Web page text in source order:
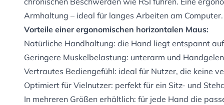
Armhaltung – ideal für langes Arbeiten am Computer.
Vorteile einer ergonomischen horizontalen Maus:
Natürliche Handhaltung: die Hand liegt entspannt
Geringere Muskelbelastung: unterarm und
Vertrautes Bediengefühl: ideal für Nutzer, die keine
Optimiert für Vielnutzer: perfekt für ein Sitz- und
In mehreren Größen erhältlich: für jede Hand die